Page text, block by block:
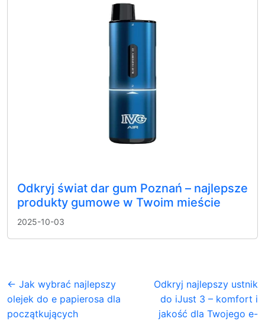
Odkryj świat dar gum Poznań – najlepsze
produkty gumowe w Twoim mieście
2025-10-03
← Jak wybrać najlepszy
olejek do e papierosa dla
początkujących
Odkryj najlepszy ustnik
do iJust 3 – komfort i
jakość dla Twojego e-